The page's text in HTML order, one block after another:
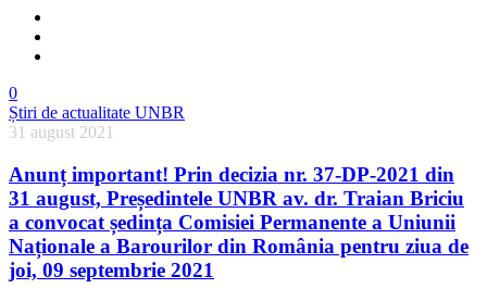
0
Știri de actualitate UNBR
31 august 2021
Anunț important! Prin decizia nr. 37-DP-2021 din
31 august, Președintele UNBR av. dr. Traian Briciu
a convocat ședința Comisiei Permanente a Uniunii
Naționale a Barourilor din România pentru ziua de
joi, 09 septembrie 2021